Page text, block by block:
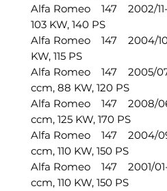
Alfa Romeo 147 2002/
103 KW, 140 PS
Alfa Romeo 147 2004/
KW, 115 PS
Alfa Romeo 147 2005/
ccm, 88 KW, 120 PS
Alfa Romeo 147 2008/
ccm, 125 KW, 170 PS
Alfa Romeo 147 2004/
ccm, 110 KW, 150 PS
Alfa Romeo 147 2001/
ccm, 110 KW, 150 PS